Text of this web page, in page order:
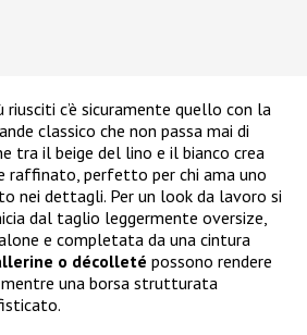
riusciti c’è sicuramente quello con la
classico che non passa mai di
tra il beige del lino e il bianco crea
perfetto per chi ama uno
nei dettagli. Per un look da lavoro si
dal taglio leggermente oversize,
e completata da una cintura
o décolleté possono rendere
mentre una borsa strutturata